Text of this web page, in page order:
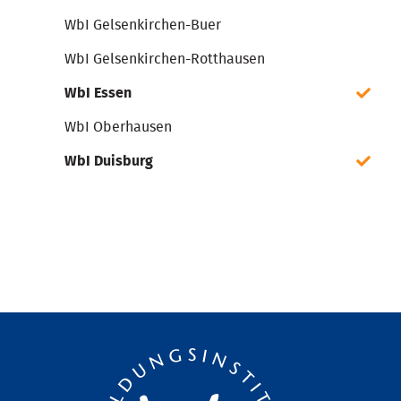
WbI Gelsenkirchen-Buer
WbI Gelsenkirchen-Rotthausen
WbI Essen
WbI Oberhausen
WbI Duisburg